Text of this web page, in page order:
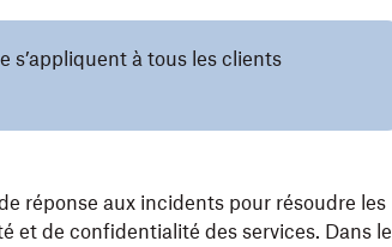
s’appliquent à tous les clients
réponse aux incidents pour résoudre les
et de confidentialité des services. Dans le